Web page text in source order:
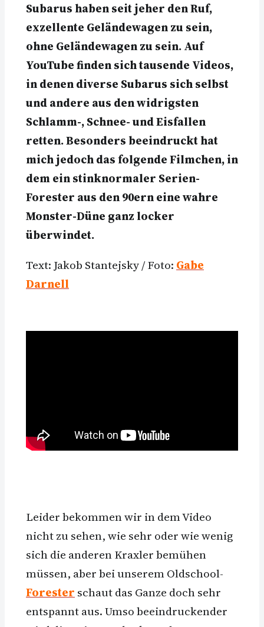
Subarus haben seit jeher den Ruf,
exzellente Geländewagen zu sein,
ohne Geländewagen zu sein. Auf
YouTube finden sich tausende Videos,
in denen diverse Subarus sich selbst
und andere aus den widrigsten
Schlamm-, Schnee- und Eisfallen
retten. Besonders beeindruckt hat
mich jedoch das folgende Filmchen, in
dem ein stinknormaler Serien-
Forester aus den 90ern eine wahre
Monster-Düne ganz locker
überwindet.
Text: Jakob Stantejsky / Foto: Gabe
Darnell
Leider bekommen wir in dem Video
nicht zu sehen, wie sehr oder wie wenig
sich die anderen Kraxler bemühen
müssen, aber bei unserem Oldschool-
Forester schaut das Ganze doch sehr
entspannt aus. Umso beeindruckender